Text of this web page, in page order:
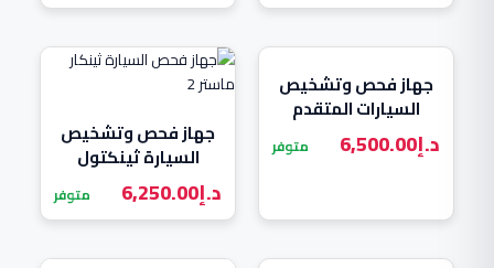
جهاز فحص وتشخيص
السيارات المتقدم
Autel MaxiSYS
MS908S3 د.إ6,500.00 متوفر جهاز فحص وتشخيص
السيارة ثينكتول
ماستر 2 Thinktool
Master 2 د.إ6,250.00 متوفر